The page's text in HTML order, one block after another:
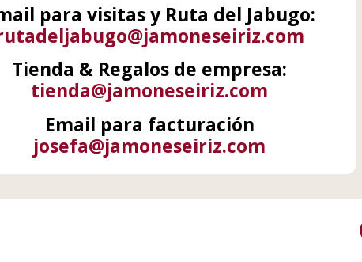
para visitas y Ruta del Jabugo:
Tienda & Regalos de empresa:
tienda@jamoneseiriz.com
Email para facturación
josefa@jamoneseiriz.com